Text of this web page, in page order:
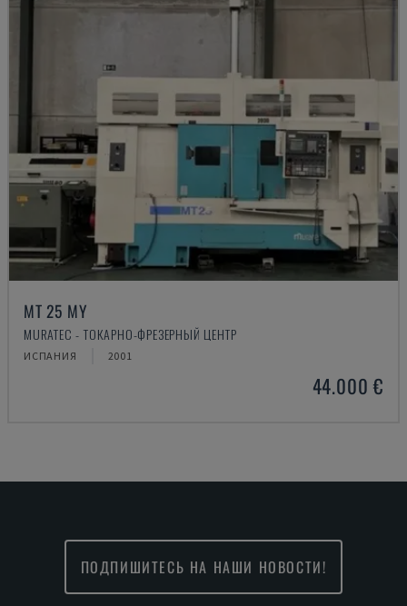
MT 25 MY
MURATEC - ТОКАРНО-ФРЕЗЕРНЫЙ ЦЕНТР
ИСПАНИЯ 2001
44.000 €
ПОДПИШИТЕСЬ НА НАШИ НОВОСТИ!